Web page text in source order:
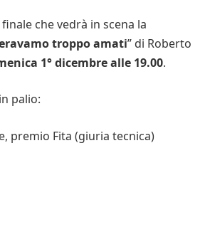
che vedrà in scena la
troppo amati” di Roberto
1° dicembre alle 19.00.
palio:
premio Fita (giuria tecnica)